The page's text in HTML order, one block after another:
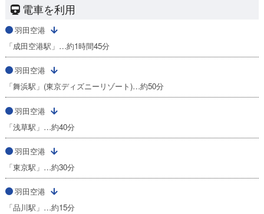
電車を利用
羽田空港
「成田空港駅」…約1時間45分
羽田空港
「舞浜駅」(東京ディズニーリゾート)…約50分
羽田空港
「浅草駅」…約40分
羽田空港
「東京駅」…約30分
羽田空港
「品川駅」…約15分